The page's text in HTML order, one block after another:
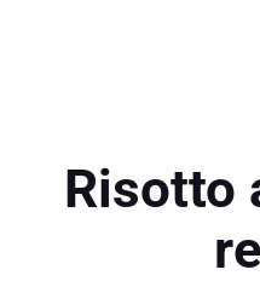
Risotto